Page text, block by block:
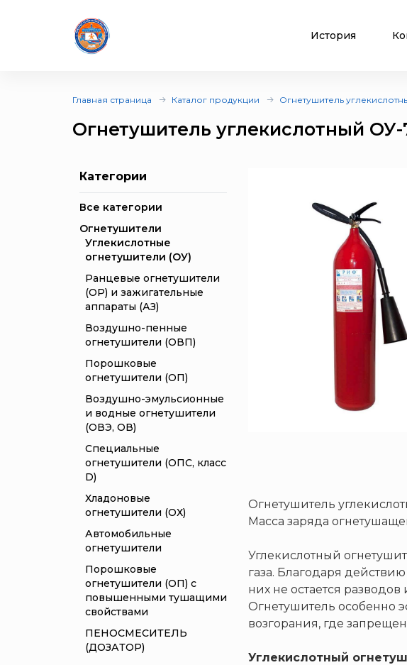
История
Главная страница Каталог продукции Огнетушитель
Огнетушитель углекислотный
Категории
Все категории
Огнетушители
Углекислотные
огнетушители (ОУ)
Ранцевые огнетушители
(ОР) и зажигательные
аппараты (АЗ)
Воздушно-пенные
огнетушители (ОВП)
Порошковые
огнетушители (ОП)
Воздушно-эмульсионные
и водные огнетушители
(ОВЭ, ОВ)
Специальные
огнетушители (ОПС, класс
D)
Хладоновые
огнетушители (ОХ)
Автомобильные
огнетушители
Порошковые
огнетушители (ОП) с
повышенными тушащими
свойствами
ПЕНОСМЕСИТЕЛЬ
(ДОЗАТОР)
Огнетушитель
Масса заряда
Углекислотный
газа. Благодаря
них не остается
Огнетушитель особенно
возгорания, где
Углекислотный